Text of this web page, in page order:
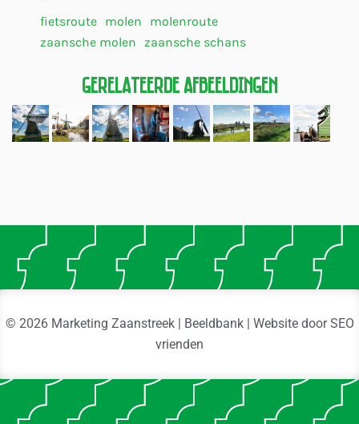
fietsroute molen
molenroute
zaansche molen
zaansche schans
Gerelateerde Afbeeldingen
© 2026 Marketing Zaanstreek | Beeldbank | Website doorSEO
vrienden